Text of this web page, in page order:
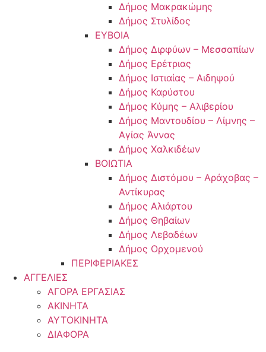
Δήμος Μακρακώμης
Δήμος Στυλίδος
ΕΥΒΟΙΑ
Δήμος Διρφύων – Μεσσαπίων
Δήμος Ερέτριας
Δήμος Ιστιαίας – Αιδηψού
Δήμος Καρύστου
Δήμος Κύμης – Αλιβερίου
Δήμος Μαντουδίου – Λίμνης –
Αγίας Άννας
Δήμος Χαλκιδέων
ΒΟΙΩΤΙΑ
Δήμος Διστόμου – Αράχοβας –
Αντίκυρας
Δήμος Αλιάρτου
Δήμος Θηβαίων
Δήμος Λεβαδέων
Δήμος Ορχομενού
ΠΕΡΙΦΕΡΙΑΚΕΣ
ΑΓΓΕΛΙΕΣ
ΑΓΟΡΑ ΕΡΓΑΣΙΑΣ
ΑΚΙΝΗΤΑ
ΑΥΤΟΚΙΝΗΤΑ
ΔΙΑΦΟΡΑ